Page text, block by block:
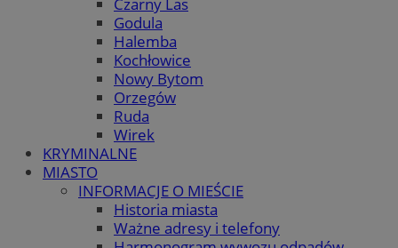
Godula
Halemba
Kochłowice
Nowy Bytom
Orzegów
Ruda
Wirek
KRYMINALNE
MIASTO
INFORMACJE O MIEŚCIE
Historia miasta
Ważne adresy i telefony